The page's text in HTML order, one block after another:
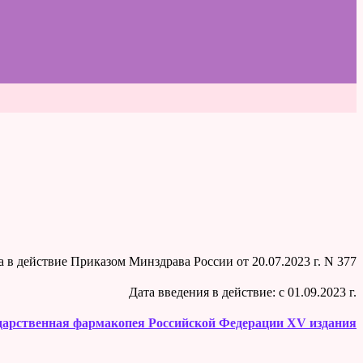
в действие Приказом Минздрава России от 20.07.2023 г. N 377
Дата введения в действие: c 01.09.2023 г.
фармакопея Российской Федерации XV издания